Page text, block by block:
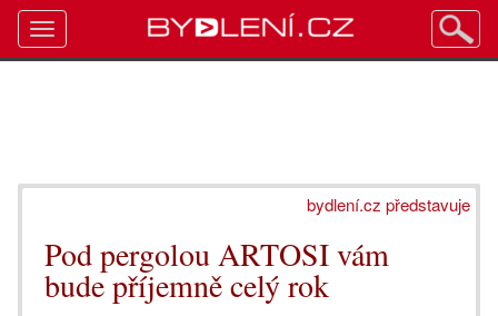
bydlení.cz představuje
Pod pergolou ARTOSI vám
bude příjemně celý rok
Toggle
navigation